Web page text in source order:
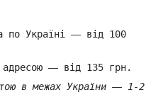
по Україні — від 100
— від 135 грн.
в межах України — 1-2